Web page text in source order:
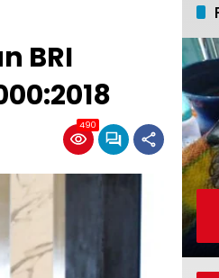
BRI
490